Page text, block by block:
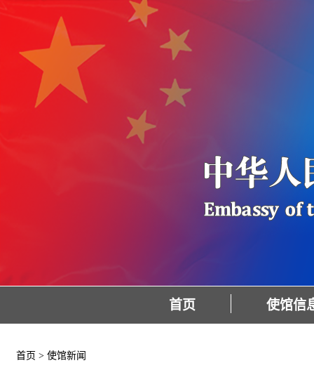
首页 使馆信
首页 > 使馆新闻